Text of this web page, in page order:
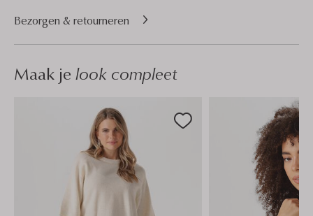
Bezorgen & retourneren
Maak je look compleet